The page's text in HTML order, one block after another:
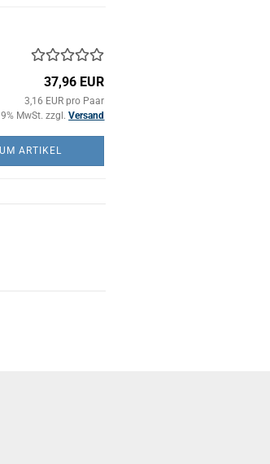
37,96 EUR
3,16 EUR pro Paar
MwSt. zzgl.Versand
ARTIKEL